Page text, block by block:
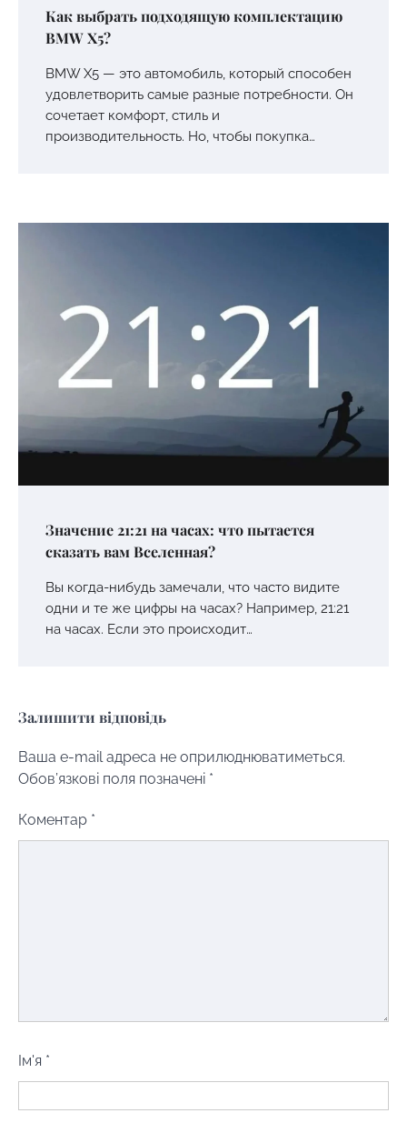
Как выбрать подходящую комплектацию
BMW X5?
BMW X5 — это автомобиль, который способен
удовлетворить самые разные потребности. Он
сочетает комфорт, стиль и
производительность. Но, чтобы покупка…
Значение 21:21 на часах: что пытается
сказать вам Вселенная?
Вы когда-нибудь замечали, что часто видите
одни и те же цифры на часах? Например, 21:21
на часах. Если это происходит…
Залишити відповідь
Ваша e-mail адреса не оприлюднюватиметься.
Обов’язкові поля позначені *
Коментар *
Ім'я *